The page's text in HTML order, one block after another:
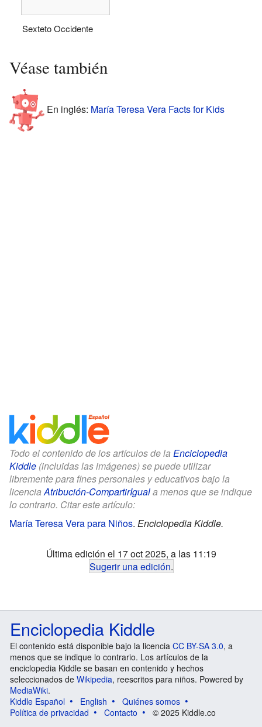
Sexteto Occidente
Véase también
En inglés: María Teresa Vera Facts for Kids
Todo el contenido de los artículos de la Enciclopedia
Kiddle (incluidas las imágenes) se puede utilizar
libremente para fines personales y educativos bajo la
licenciaAtribución-CompartirIguala menos que se indique
lo contrario. Citar este artículo:
María Teresa Vera para Niños. Enciclopedia Kiddle.
Última edición el 17 oct 2025, a las 11:19
Sugerir una edición.
Enciclopedia Kiddle
El contenido está disponible bajo la licencia CC BY-SA 3.0, a
menos que se indique lo contrario. Los artículos de la
enciclopedia Kiddle se basan en contenido y hechos
seleccionados de Wikipedia, reescritos para niños. Powered by
MediaWiki.
Kiddle Español
English
Quiénes somos
Política de privacidad
Contacto © 2025 Kiddle.co